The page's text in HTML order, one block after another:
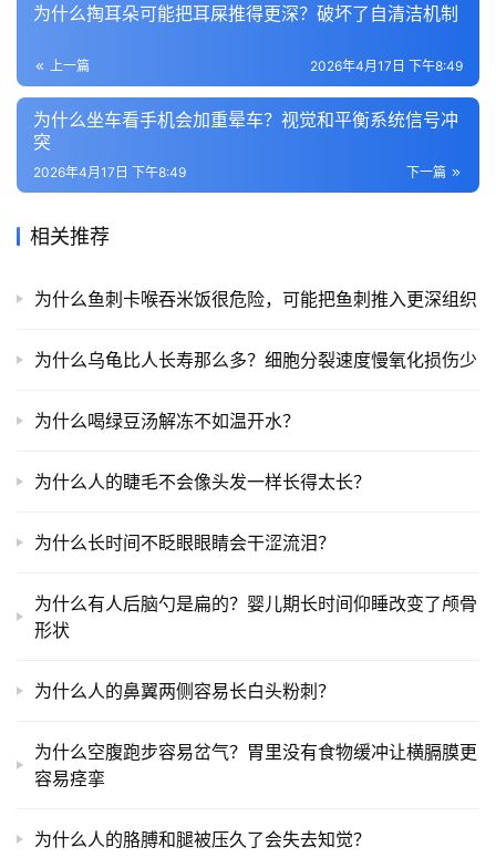
为什么掏耳朵可能把耳屎推得更深？破坏了自清洁机制
上一篇 2026年4月17日 下午8:49
为什么坐车看手机会加重晕车？视觉和平衡系统信号冲
突
下一篇
2026年4月17日 下午8:49
相关推荐
为什么鱼刺卡喉吞米饭很危险，可能把鱼刺推入更深组织
为什么乌龟比人长寿那么多？细胞分裂速度慢氧化损伤少
为什么喝绿豆汤解冻不如温开水？
为什么人的睫毛不会像头发一样长得太长？
为什么长时间不眨眼眼睛会干涩流泪？
为什么有人后脑勺是扁的？婴儿期长时间仰睡改变了颅骨
形状
为什么人的鼻翼两侧容易长白头粉刺？
为什么空腹跑步容易岔气？胃里没有食物缓冲让横膈膜更
容易痉挛
为什么人的胳膊和腿被压久了会失去知觉？